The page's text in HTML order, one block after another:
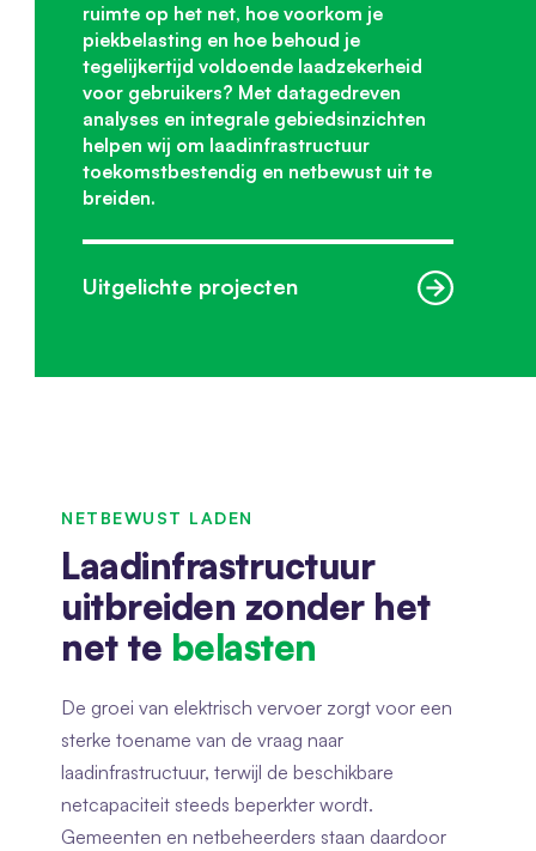
ruimte op het net, hoe voorkom je
piekbelasting en hoe behoud je
tegelijkertijd voldoende laadzekerheid
voor gebruikers? Met datagedreven
analyses en integrale gebiedsinzichten
helpen wij om laadinfrastructuur
toekomstbestendig en netbewust uit te
breiden.
Uitgelichte projecten
NETBEWUST LADEN
Laadinfrastructuur
uitbreiden zonder het
net te belasten
De groei van elektrisch vervoer zorgt voor een
sterke toename van de vraag naar
laadinfrastructuur, terwijl de beschikbare
netcapaciteit steeds beperkter wordt.
Gemeenten en netbeheerders staan daardoor